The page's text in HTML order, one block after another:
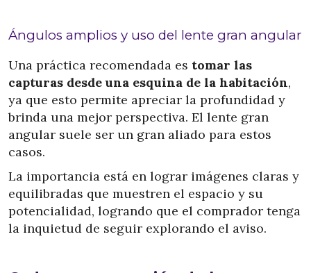
Ángulos amplios y uso del lente gran angular
Una práctica recomendada es tomar las
capturas desde una esquina de la habitación,
ya que esto permite apreciar la profundidad y
brinda una mejor perspectiva. El lente gran
angular suele ser un gran aliado para estos
casos.
La importancia está en lograr imágenes claras y
equilibradas que muestren el espacio y su
potencialidad, logrando que el comprador tenga
la inquietud de seguir explorando el aviso.